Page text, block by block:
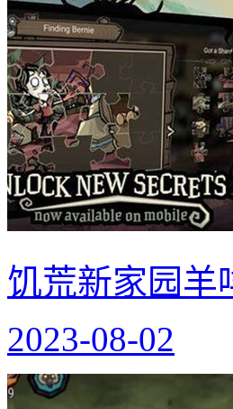
饥荒新家园羊
2023-08-02